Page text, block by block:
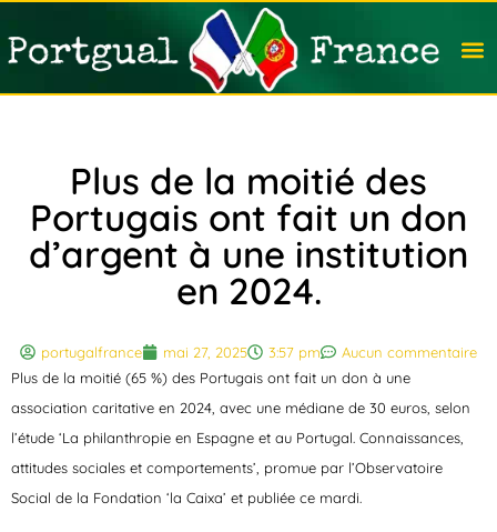
Plus de la moitié des
Portugais ont fait un don
d’argent à une institution
en 2024.
portugalfrance mai 27, 2025 3:57 pm
Aucun commentaire
Plus de la moitié (65 %) des Portugais ont fait un don à une
association caritative en 2024, avec une médiane de 30 euros , selon
l’étude ‘La philanthropie en Espagne et au Portugal. Connaissances,
attitudes sociales et comportements’, promue par l’Observatoire
Social de la Fondation ‘la Caixa’ et publiée ce mardi.